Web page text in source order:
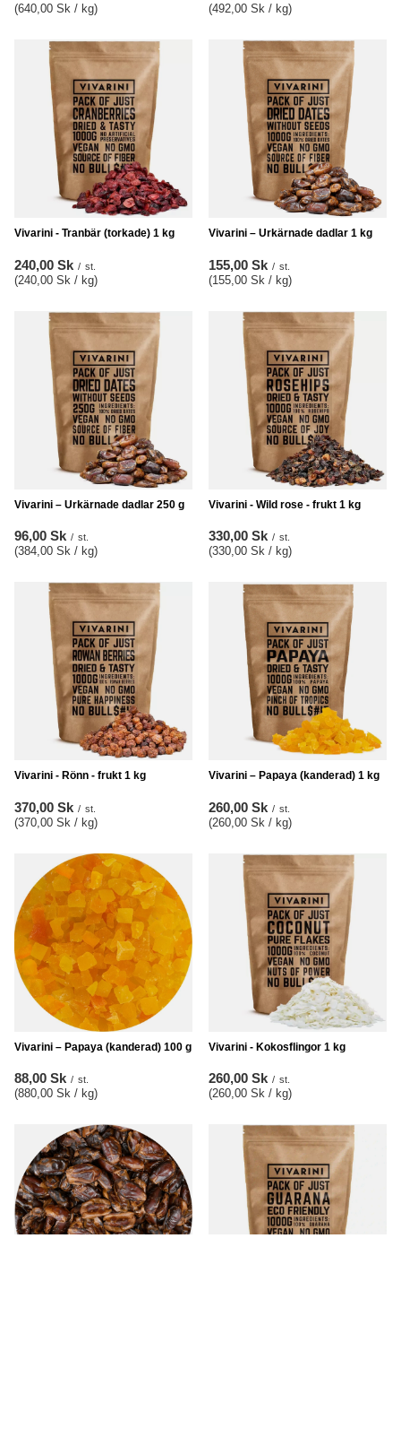
(640,00 Sk / kg) (492,00 Sk / kg)
Vivarini - Tranbär (torkade) 1 kg
240,00 Sk / st.
(240,00 Sk / kg)
Vivarini – Urkärnade dadlar 1 kg
155,00 Sk / st.
(155,00 Sk / kg)
Vivarini – Urkärnade dadlar 250 g
96,00 Sk / st.
(384,00 Sk / kg)
Vivarini - Wild rose - frukt 1 kg
330,00 Sk / st.
(330,00 Sk / kg)
Vivarini - Rönn - frukt 1 kg
370,00 Sk / st.
(370,00 Sk / kg)
Vivarini – Papaya (kanderad) 1 kg
260,00 Sk / st.
(260,00 Sk / kg)
Vivarini – Papaya (kanderad) 100 g
88,00 Sk / st.
(880,00 Sk / kg)
Vivarini - Kokosflingor 1 kg
260,00 Sk / st.
(260,00 Sk / kg)